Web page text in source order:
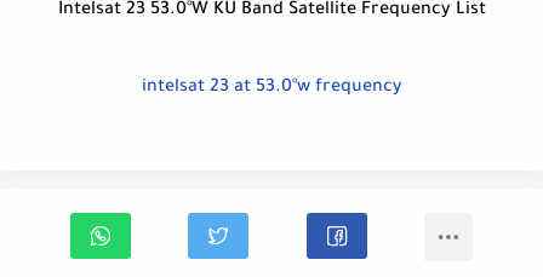
Intelsat 23 53.0°W KU Band Satellite Frequency List
intelsat 23 at 53.0°w frequency